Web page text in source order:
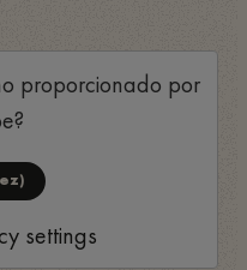
proporcionado por
?
settings